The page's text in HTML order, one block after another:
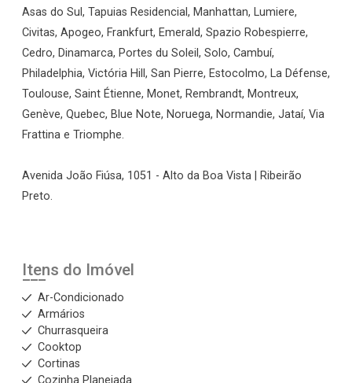
Asas do Sul, Tapuias Residencial, Manhattan, Lumiere,
Civitas, Apogeo, Frankfurt, Emerald, Spazio Robespierre,
Cedro, Dinamarca, Portes du Soleil, Solo, Cambuí,
Philadelphia, Victória Hill, San Pierre, Estocolmo, La Défense,
Toulouse, Saint Étienne, Monet, Rembrandt, Montreux,
Genève, Quebec, Blue Note, Noruega, Normandie, Jataí, Via
Frattina e Triomphe.
Avenida João Fiúsa, 1051 - Alto da Boa Vista | Ribeirão
Preto.
Itens do Imóvel
Ar-Condicionado
Armários
Churrasqueira
Cooktop
Cortinas